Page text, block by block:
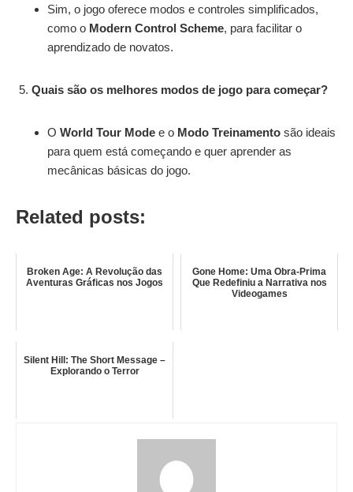
Sim, o jogo oferece modos e controles simplificados,
como o Modern Control Scheme, para facilitar o
aprendizado de novatos.
Quais são os melhores modos de jogo para começar?
O World Tour Mode e o Modo Treinamento são ideais
para quem está começando e quer aprender as
mecânicas básicas do jogo.
Related posts:
Broken Age: A Revolução das
Aventuras Gráficas nos Jogos
Gone Home: Uma Obra-Prima
Que Redefiniu a Narrativa nos
Videogames
Silent Hill: The Short Message –
Explorando o Terror